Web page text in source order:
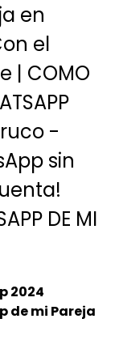
en
el
| COMO
-
sin
DE MI
2024
de mi Pareja